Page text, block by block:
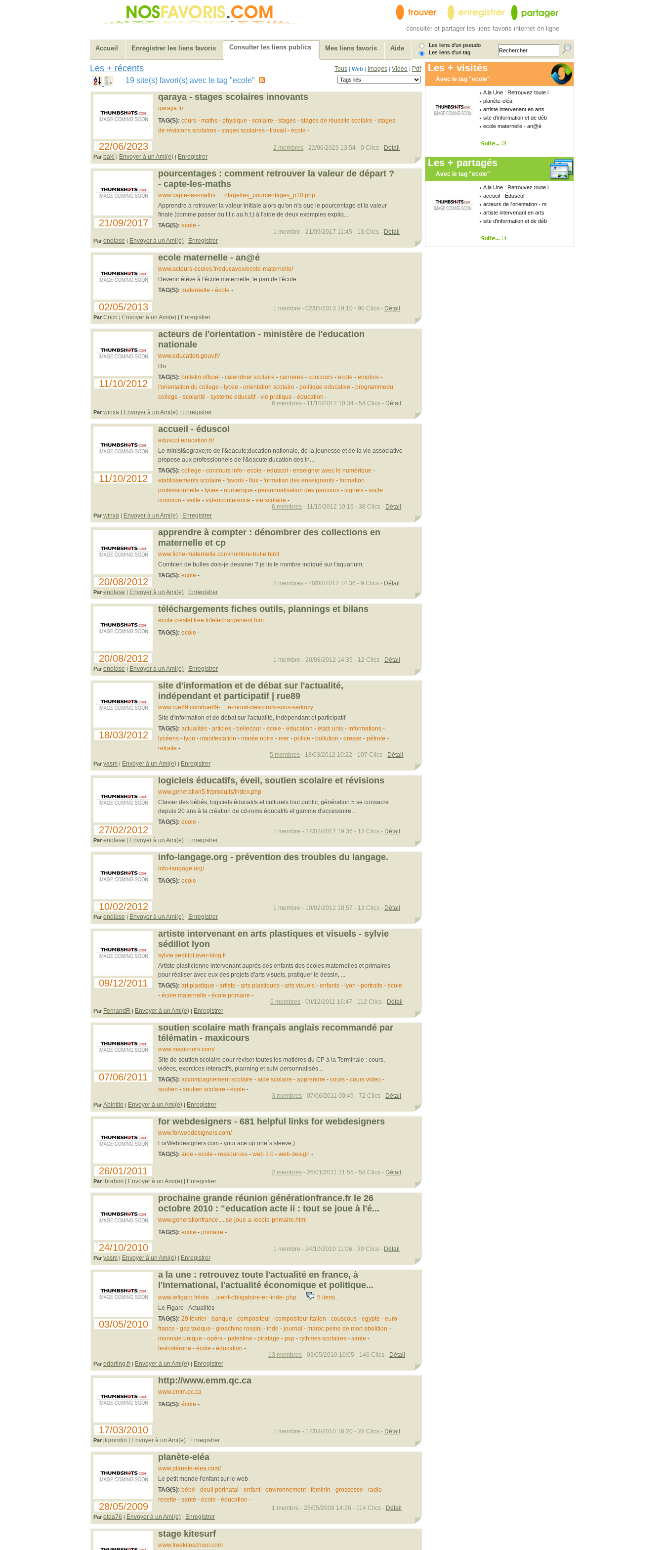
consulter et partager les liens favoris internet en ligne
Accueil Enregistrer les liens favoris Consulter les liens publics Mes liens favoris Aide
Les liens d'un pseudo
Les liens d'un tag
Les + récents Tous | Web | Images | Vidéo | Pdf
19 site(s) favori(s) avec le tag "ecole"
22/06/2023
qaraya - stages scolaires innovants
qaraya.fr/
TAG(S): cours- maths- physique - scolaire - stages- stages de réussite scolaire - stages
de révisions scolaires- stages scolaires- travail - école -
Par baki | Envoyer à un Ami(e) | Enregistrer
2 membres - 22/06/2023 13:54 - 0 Clics - Détail
21/09/2017
pourcentages : comment retrouver la valeur de départ ?
- capte-les-maths
www.capte-les-maths......ntage/les_pourcentages_p10.php
Apprendre à retrouver la valeur initiale alors qu'on n'a que le pourcentage et la valeur
finale (comme passer du t.t.c au h.t.) à l'aide de deux exemples expliq...
TAG(S): ecole -
Par enolase | Envoyer à un Ami(e) | Enregistrer
1 membre - 21/09/2017 11:45 - 13 Clics - Détail
02/05/2013
ecole maternelle - an@é
www.acteurs-ecoles.fr/educavox/ecole-maternelle/
Devenir élève à l'école maternelle, le pari de l'école...
TAG(S): maternelle - école -
Par Cricri | Envoyer à un Ami(e) | Enregistrer
1 membre - 02/05/2013 19:10 - 90 Clics - Détail
11/10/2012
acteurs de l'orientation - ministère de l'education
nationale
www.education.gouv.fr/
Rn
TAG(S): bulletin officiel - calendrier scolaire - carrieres- concours- ecole - emplois-
l'orientation du college - lycee - orientation scolaire - politique educative - programmedu
college - scolarité - systeme educatif- vie pratique - éducation -
Par winxa | Envoyer à un Ami(e) | Enregistrer
6 membres - 11/10/2012 10:34 - 54 Clics - Détail
11/10/2012
accueil - éduscol
eduscol.education.fr/
Le minist&egrave;re de l'&eacute;ducation nationale, de la jeunesse et de la vie associative
propose aux professionnels de l'&eacute;ducation des in...
TAG(S): college - concours info- ecole - eduscol - enseigner avec le numérique -
etablissements scolaire - favoris- flux- formation des enseignants- formation
professionnelle - lycee - numerique - personnalisation des parcours- signets- socle
commun - veille - videoconference - vie scolaire -
Par winxa | Envoyer à un Ami(e) | Enregistrer
6 membres - 11/10/2012 10:19 - 38 Clics - Détail
20/08/2012
apprendre à compter : dénombrer des collections en
maternelle et cp
www.fiche-maternelle.com/nombre-bulle.html
Combien de bulles dois-je dessiner ? je lis le nombre indiqué sur l'aquarium.
TAG(S): ecole -
Par enolase | Envoyer à un Ami(e) | Enregistrer
2 membres - 20/08/2012 14:36 - 9 Clics - Détail
20/08/2012
téléchargements fiches outils, plannings et bilans
ecole.crestet.free.fr/telechargement.htm
TAG(S): ecole -
Par enolase | Envoyer à un Ami(e) | Enregistrer
1 membre - 20/08/2012 14:35 - 12 Clics - Détail
18/03/2012
site d'information et de débat sur l'actualité,
indépendant et participatif | rue89
www.rue89.com/rue89-.....e-moral-des-profs-sous-sarkozy
Site d'information et de débat sur l'actualité, indépendant et participatif
TAG(S): actualités- articles- bellecour- ecole - education - etats unis- informations-
lycéens- lyon - manifestation - marée noire - mer - police - pollution - presse - pétrole -
retraite -
Par yasm | Envoyer à un Ami(e) | Enregistrer
5 membres - 18/03/2012 10:22 - 107 Clics - Détail
27/02/2012
logiciels éducatifs, éveil, soutien scolaire et révisions
www.generation5.fr/produits/index.php
Clavier des bébés, logiciels éducatifs et culturels tout public, génération 5 se consacre
depuis 20 ans à la création de cd-roms éducatifs et gamme d'accessoire...
TAG(S): ecole -
Par enolase | Envoyer à un Ami(e) | Enregistrer
1 membre - 27/02/2012 19:36 - 13 Clics - Détail
10/02/2012
info-langage.org - prévention des troubles du langage.
info-langage.org/
TAG(S): ecole -
Par enolase | Envoyer à un Ami(e) | Enregistrer
1 membre - 10/02/2012 18:57 - 13 Clics - Détail
09/12/2011
artiste intervenant en arts plastiques et visuels - sylvie
sédillot lyon
sylvie.sedillot.over-blog.fr
Artiste plasticienne intervenant auprès des enfants des écoles maternelles et primaires
pour réaliser avec eux des projets d'arts visuels, pratiquer le dessin, ...
TAG(S): art plastique - artiste - arts plastiques- arts visuels- enfants- lyon - portraits- école
- école maternelle - école primaire -
Par FernandR | Envoyer à un Ami(e) | Enregistrer
5 membres - 09/12/2011 16:47 - 112 Clics - Détail
07/06/2011
soutien scolaire math français anglais recommandé par
télématin - maxicours
www.maxicours.com/
Site de soutien scolaire pour réviser toutes les matières du CP à la Terminale : cours,
vidéos, exercices interactifs, planning et suivi personnalisés...
TAG(S): accompagnement scolaire - aide scolaire - apprendre - cours- cours video-
soutien - soutien scolaire - école -
Par Abinitio | Envoyer à un Ami(e) | Enregistrer
3 membres - 07/06/2011 00:49 - 72 Clics - Détail
26/01/2011
for webdesigners - 681 helpful links for webdesigners
www.forwebdesigners.com/
ForWebdesigners.com - your ace up one´s sleeve;)
TAG(S): aide - ecole - ressources- web 2.0- web design -
Par ibrahim | Envoyer à un Ami(e) | Enregistrer
2 membres - 26/01/2011 21:55 - 58 Clics - Détail
24/10/2010
prochaine grande réunion générationfrance.fr le 26
octobre 2010 : "education acte ii : tout se joue à l'é...
www.generationfrance.....se-joue-a-lecole-primaire.html
TAG(S): ecole - primaire -
Par yasm | Envoyer à un Ami(e) | Enregistrer
1 membre - 24/10/2010 11:06 - 30 Clics - Détail
03/05/2010
a la une : retrouvez toute l'actualité en france, à
l'international, l'actualité économique et politique...
www.lefigaro.fr/inte.....vient-obligatoire-en-inde-.php 5 liens...
Le Figaro - Actualités
TAG(S): 29 février- banque - compositeur- compositeur italien - couscous- egypte - euro-
france - gaz toxique - gioachino rossini - inde - journal - maroc peine de mort abolition -
monnaie unique - opéra - palestine - piratage - psp - rythmes scolaires- sante -
testostérone - école - éducation -
Par edarling.fr | Envoyer à un Ami(e) | Enregistrer
13 membres- 03/05/2010 10:05 - 146 Clics - Détail
17/03/2010
http://www.emm.qc.ca
www.emm.qc.ca
TAG(S): école -
Par jlgrondin | Envoyer à un Ami(e) | Enregistrer
1 membre - 17/03/2010 16:20 - 28 Clics - Détail
28/05/2009
planète-eléa
www.planete-elea.com/
Le petit monde l'enfant sur le web
TAG(S): bébé - deuil périnatal - enfant- environnement- féminin - grossesse - radio-
recette - santé - école - éducation -
Par elea76 | Envoyer à un Ami(e) | Enregistrer
1 membre - 28/05/2009 14:26 - 114 Clics - Détail
stage kitesurf
www.freekiteschool.com
Les + visités
Avec le tag "ecole"
A la Une : Retrouvez toute l
planète-eléa
artiste intervenant en arts
site d'information et de déb
ecole maternelle - an@é
Les + partagés
Avec le tag "ecole"
A la Une : Retrouvez toute l
accueil - Éduscol
acteurs de l'orientation - m
artiste intervenant en arts
site d'information et de déb